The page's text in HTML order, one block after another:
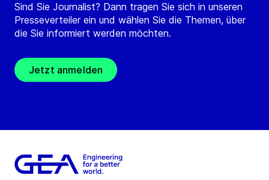
Sind Sie Journalist? Dann tragen Sie sich in unseren
Presseverteiler ein und wählen Sie die Themen, über
die Sie informiert werden möchten.
Jetzt anmelden